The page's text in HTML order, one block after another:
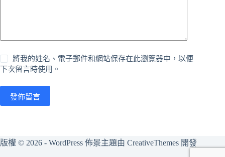
將我的姓名、電子郵件和網站保存在此瀏覽器中，以便
下次留言時使用。
發佈留言
版權 © 2026 - WordPress 佈景主題由 CreativeThemes 開發